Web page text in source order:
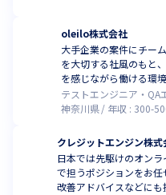
oleilo株式会社
大手企業の案件にチー
を大切する社風のもと
を感じながら働ける環境
テストエンジニア・QA
神奈川県
年収 : 300-
クレジットエンジン株式
日本では先駆けのオン
で担うポジションをお
改善アドバイスなどに